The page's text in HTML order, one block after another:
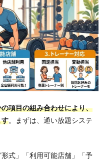
項目の組み合わせにより、
す。まずは、通い放題システ
式」「利用可能店舗」「予